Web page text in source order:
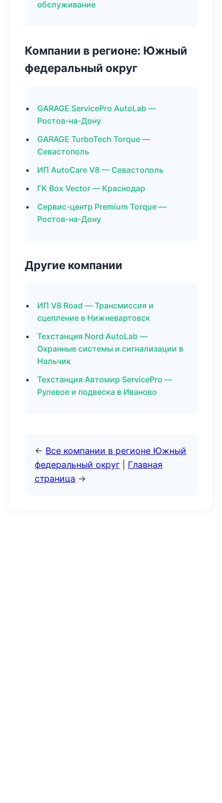
обслуживание
Компании в регионе: Южный
федеральный округ
GARAGE ServicePro AutoLab —
Ростов-на-Дону
GARAGE TurboTech Torque —
Севастополь
ИП AutoCare V8 — Севастополь
ГК Box Vector — Краснодар
Сервис-центр Premium Torque —
Ростов-на-Дону
Другие компании
ИП V8 Road — Трансмиссия и
сцепление в Нижневартовск
Техстанция Nord AutoLab —
Охранные системы и сигнализации в
Нальчик
Техстанция Автомир ServicePro —
Рулевое и подвеска в Иваново
← Все компании в регионе Южный
федеральный округ
Главная
страница →